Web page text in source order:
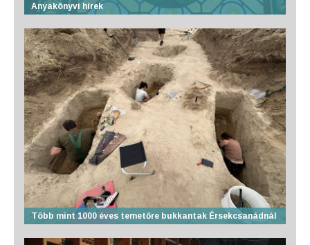
Anyakönyvi hírek
Több mint 1000 éves temetőre bukkantak Érsekcsanádnál